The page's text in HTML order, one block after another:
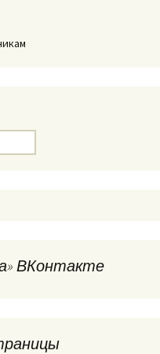
ВКонтакте